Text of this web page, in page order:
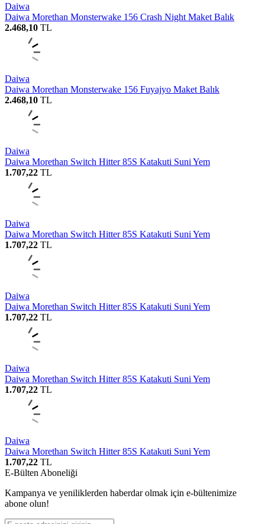
Daiwa
Daiwa Morethan Monsterwake 156 Crash Night Maket Balık
2.468,10 TL
Daiwa
Daiwa Morethan Monsterwake 156 Fuyajyo Maket Balık
2.468,10 TL
Daiwa
Daiwa Morethan Switch Hitter 85S Katakuti Suni Yem
1.707,22 TL
Daiwa
Daiwa Morethan Switch Hitter 85S Katakuti Suni Yem
1.707,22 TL
Daiwa
Daiwa Morethan Switch Hitter 85S Katakuti Suni Yem
1.707,22 TL
Daiwa
Daiwa Morethan Switch Hitter 85S Katakuti Suni Yem
1.707,22 TL
Daiwa
Daiwa Morethan Switch Hitter 85S Katakuti Suni Yem
1.707,22 TL
E-Bülten Aboneliği
Kampanya ve yeniliklerden haberdar olmak için e-bültenimize
abone olun!